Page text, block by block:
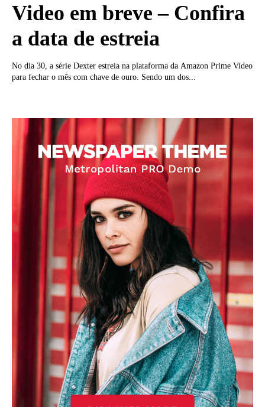
Video em breve – Confira
a data de estreia
No dia 30, a série Dexter estreia na plataforma da Amazon Prime Video
para fechar o mês com chave de ouro. Sendo um dos...